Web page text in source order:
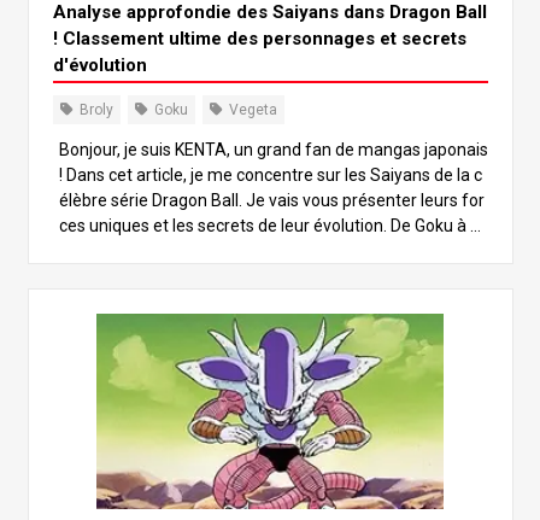
Analyse approfondie des Saiyans dans Dragon Ball
! Classement ultime des personnages et secrets
d'évolution
Broly Goku Vegeta
Bonjour, je suis KENTA, un grand fan de mangas japonais
! Dans cet article, je me concentre sur les Saiyans de la c
élèbre série Dragon Ball. Je vais vous présenter leurs for
ces uniques et les secrets de leur évolution. De Goku à V
e sur l’histoire. À la fin de cet article, vous aurez une nou
velle appréciation des Saiyans ! Plongeons ensemble da
ns ce monde palpitant ! 1. Qu’est-ce que les Saiyans ? Co
mprendre leurs caractéristiques de base Les Saiyans so
nt une puissante race de guerriers dans le monde de Dra
gon Ball. À l’origine, il s’agit d’une race spatiale qui a conq
uis des planètes, la planète Vegeta étant leur planète d’o
rigine. Comme leur nom l’indique, ils sont originaires de l